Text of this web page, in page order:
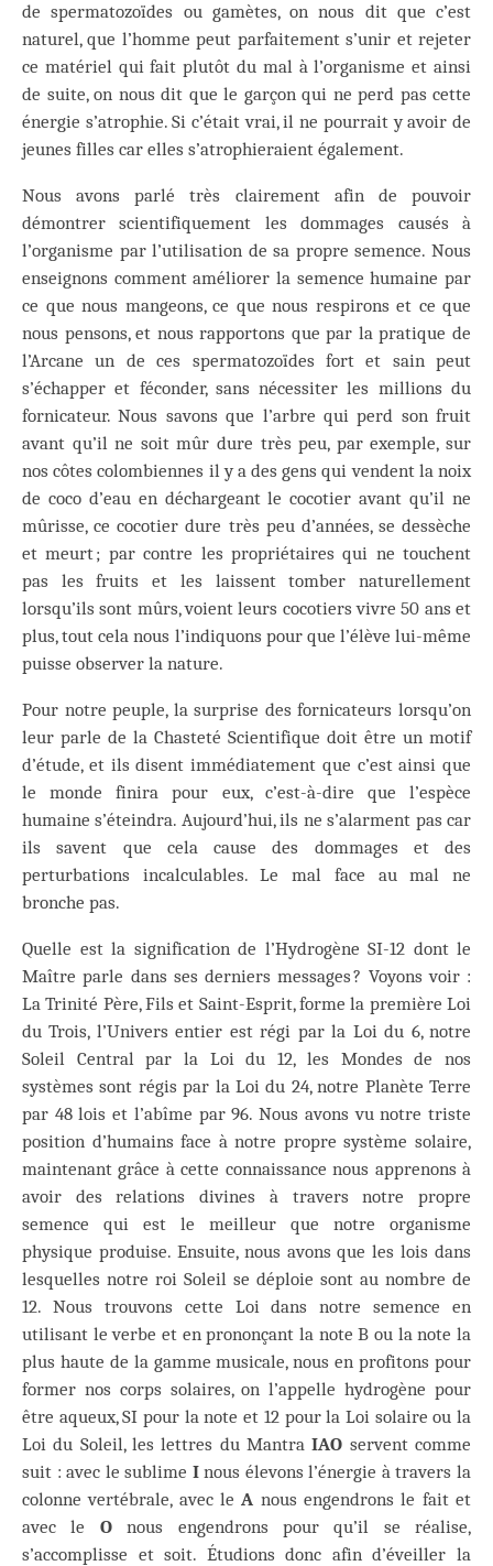
de spermatozoïdes ou gamètes, on nous dit que c’est
naturel, que l’homme peut parfaitement s’unir et rejeter
ce matériel qui fait plutôt du mal à l’organisme et ainsi
de suite, on nous dit que le garçon qui ne perd pas cette
énergie s’atrophie. Si c’était vrai, il ne pourrait y avoir de
jeunes filles car elles s’atrophieraient également.
Nous avons parlé très clairement afin de pouvoir
démontrer scientifiquement les dommages causés à
l’organisme par l’utilisation de sa propre semence. Nous
enseignons comment améliorer la semence humaine par
ce que nous mangeons, ce que nous respirons et ce que
nous pensons, et nous rapportons que par la pratique de
l’Arcane un de ces spermatozoïdes fort et sain peut
s’échapper et féconder, sans nécessiter les millions du
fornicateur. Nous savons que l’arbre qui perd son fruit
avant qu’il ne soit mûr dure très peu, par exemple, sur
nos côtes colombiennes il y a des gens qui vendent la noix
de coco d’eau en déchargeant le cocotier avant qu’il ne
mûrisse, ce cocotier dure très peu d’années, se dessèche
et meurt ; par contre les propriétaires qui ne touchent
pas les fruits et les laissent tomber naturellement
lorsqu’ils sont mûrs, voient leurs cocotiers vivre 50 ans et
plus, tout cela nous l’indiquons pour que l’élève lui-même
puisse observer la nature.
Pour notre peuple, la surprise des fornicateurs lorsqu’on
leur parle de la Chasteté Scientifique doit être un motif
d’étude, et ils disent immédiatement que c’est ainsi que
le monde finira pour eux, c’est-à-dire que l’espèce
humaine s’éteindra. Aujourd’hui, ils ne s’alarment pas car
ils savent que cela cause des dommages et des
perturbations incalculables. Le mal face au mal ne
bronche pas.
Quelle est la signification de l’Hydrogène SI-12 dont le
Maître parle dans ses derniers messages ? Voyons voir :
La Trinité Père, Fils et Saint-Esprit, forme la première Loi
du Trois, l’Univers entier est régi par la Loi du 6, notre
Soleil Central par la Loi du 12, les Mondes de nos
systèmes sont régis par la Loi du 24, notre Planète Terre
par 48 lois et l’abîme par 96. Nous avons vu notre triste
position d’humains face à notre propre système solaire,
maintenant grâce à cette connaissance nous apprenons à
avoir des relations divines à travers notre propre
semence qui est le meilleur que notre organisme
physique produise. Ensuite, nous avons que les lois dans
lesquelles notre roi Soleil se déploie sont au nombre de
12. Nous trouvons cette Loi dans notre semence en
utilisant le verbe et en prononçant la note B ou la note la
plus haute de la gamme musicale, nous en profitons pour
former nos corps solaires, on l’appelle hydrogène pour
être aqueux, SI pour la note et 12 pour la Loi solaire ou la
Loi du Soleil, les lettres du MantraIAO servent comme
suit : avec le sublime Inous élevons l’énergie à travers la
colonne vertébrale, avec leA nous engendrons le fait et
avec le Onous engendrons pour qu’il se réalise,
s’accomplisse et soit. Étudions donc afin d’éveiller la